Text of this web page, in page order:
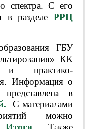
спектра. С его
в разделе РРЦ
ГБУ
КК
и практико-
Информация о
в
С материалами
можно
Итоги. Также